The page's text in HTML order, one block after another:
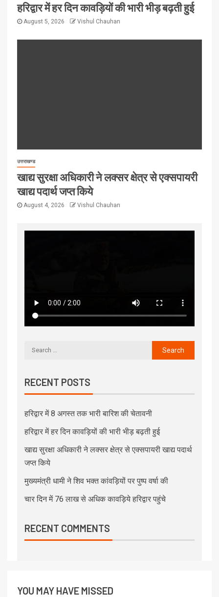
हरिद्वार में हर दिन कावड़ियों की भारी भीड़ बढ़ती हुई
August 5, 2026 Vishul Chauhan
उत्तराखण्ड
खाद्य सुरक्षा अधिकारी ने लक्सर क्षेत्र से एक्सपायरी
खाद्य पदार्थ जप्त किये
August 4, 2026 Vishul Chauhan
RECENT POSTS
हरिद्वार में 8 अगस्त तक भारी बारिश की चेतावनी
हरिद्वार में हर दिन कावड़ियों की भारी भीड़ बढ़ती हुई
खाद्य सुरक्षा अधिकारी ने लक्सर क्षेत्र से एक्सपायरी खाद्य पदार्थ
जप्त किये
मुख्यमंत्री धामी ने शिव भक्त कांवड़ियों पर पुष्प वर्षा की
चार दिन में 76 लाख से अधिक कावड़िये हरिद्वार पहुंचे
RECENT COMMENTS
YOU MAY HAVE MISSED